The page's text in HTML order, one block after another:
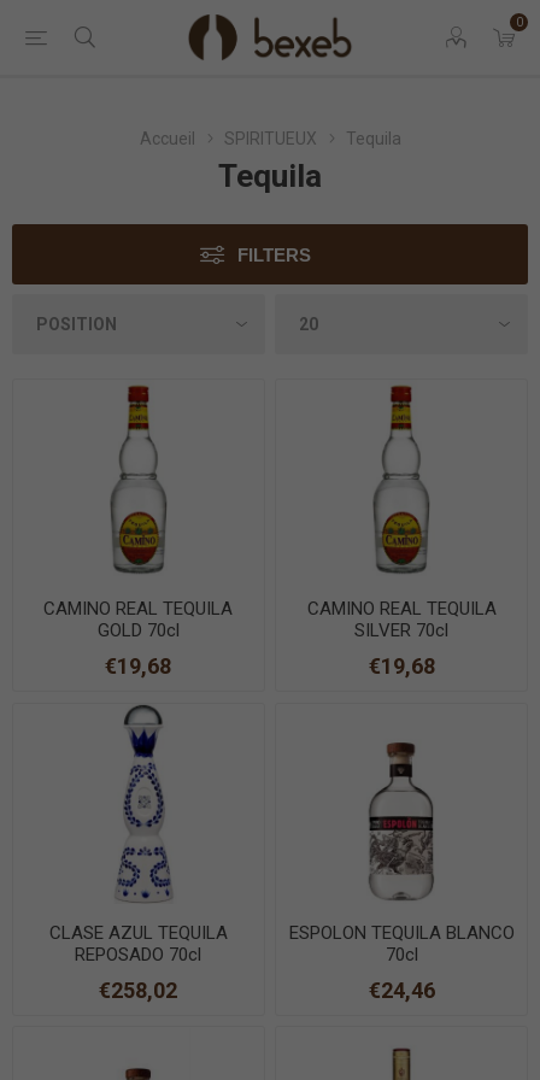
0
Accueil SPIRITUEUX Tequila
Tequila
FILTERS
CAMINO REAL TEQUILA
GOLD 70cl
€19,68
CAMINO REAL TEQUILA
SILVER 70cl
€19,68
CLASE AZUL TEQUILA
REPOSADO 70cl
€258,02
ESPOLON TEQUILA BLANCO
70cl
€24,46